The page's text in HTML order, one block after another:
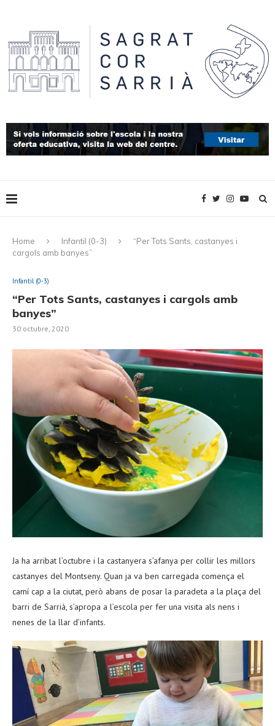
Home Infantil (0-3)
“Per Tots Sants, castanyes i
cargols amb banyes”
Infantil (0-3)
“Per Tots Sants, castanyes i cargols amb
banyes”
30 octubre, 2020
Ja ha arribat l’octubre i la castanyera s’afanya per collir les millors
castanyes del Montseny. Quan ja va ben carregada comença el
camí cap a la ciutat, però abans de posar la paradeta a la plaça del
barri de Sarrià, s’apropa a l’escola per fer una visita als nens i
nenes de la llar d’infants.